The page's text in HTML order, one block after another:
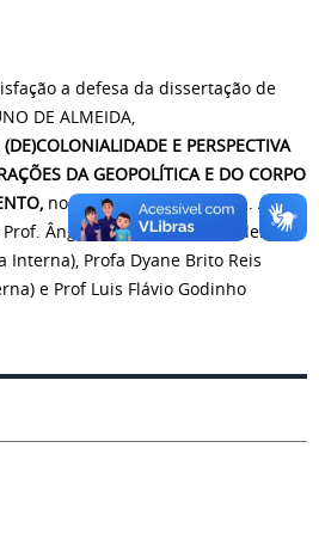
a defesa da dissertação de
DE ALMEIDA,
E PERSPECTIVA
DA GEOPOLÍTICA E DO CORPO
no dia 10/03/2023 às 14h. A
Ângela Figueiredo (Presidenta e
Interna), Profa Dyane Brito Reis
e Prof Luis Flávio Godinho